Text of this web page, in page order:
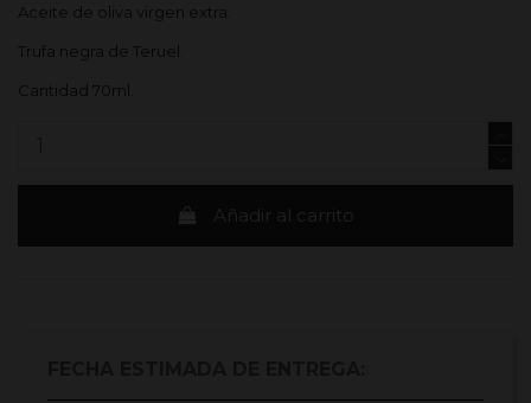
Aceite de oliva virgen extra.
Trufa negra de Teruel.
Cantidad 70ml.
Añadir al carrito